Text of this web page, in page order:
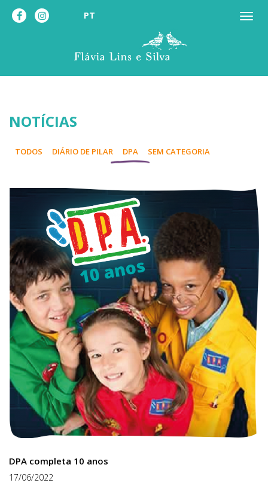
PT
NOTÍCIAS
TODOS DIÁRIO DE PILAR DPA SEM CATEGORIA
DPA completa 10 anos
17/06/2022